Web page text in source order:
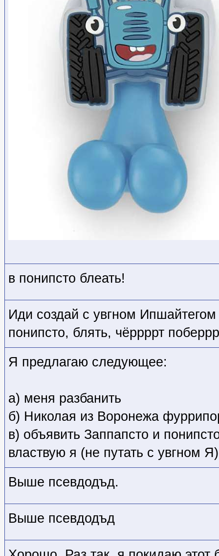
в понипсто блеать!
Иди создай с увгном
понипсто, блять, чёррррт
Я предлагаю следующее:
а) меня разбанить
б) Николая из Воронежа
в) объявить Заппапсто и
властвую я (не путать с увгном Я)
Выше псевдодъд.
Выше псевдодъд